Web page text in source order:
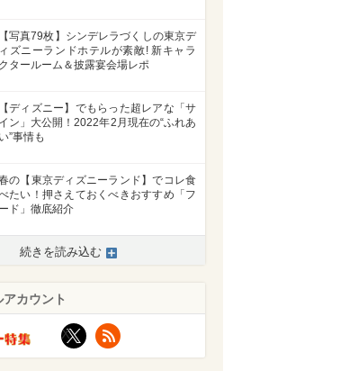
【写真79枚】シンデレラづくしの東京デ
ィズニーランドホテルが素敵! 新キャラ
クタールーム＆披露宴会場レポ
【ディズニー】でもらった超レアな「サ
イン」大公開！2022年2月現在の“ふれあ
い”事情も
の【東京ディズニーランド】でコレ食
たい！押さえておくべきおすすめ「フ
ード」徹底紹介
続きを読み込む
カウント
X